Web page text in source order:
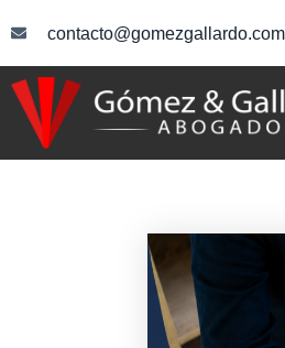
contacto@gomezgallardo.com